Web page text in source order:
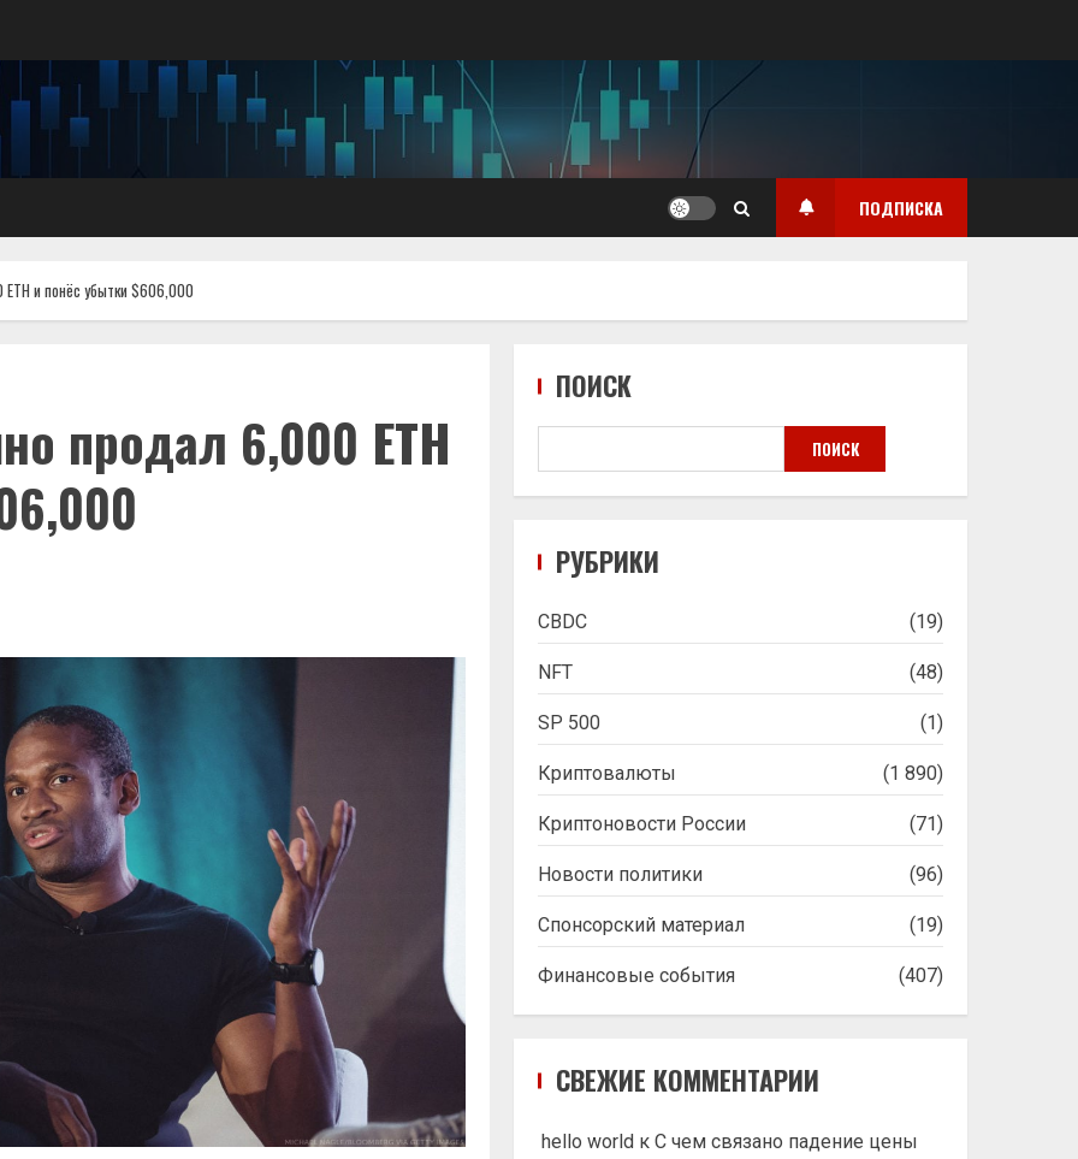
ПОДПИСКА
и понёс убытки $606,000
продал 6,000 ETH
ПОИСК
ПОИСК
РУБРИКИ
CBDC (19)
NFT (48)
SP 500 (1)
Криптовалюты (1 890)
Криптоновости России (71)
Новости политики (96)
Спонсорский материал (19)
Финансовые события (407)
СВЕЖИЕ КОММЕНТАРИИ
hello world кС чем связано падение цены